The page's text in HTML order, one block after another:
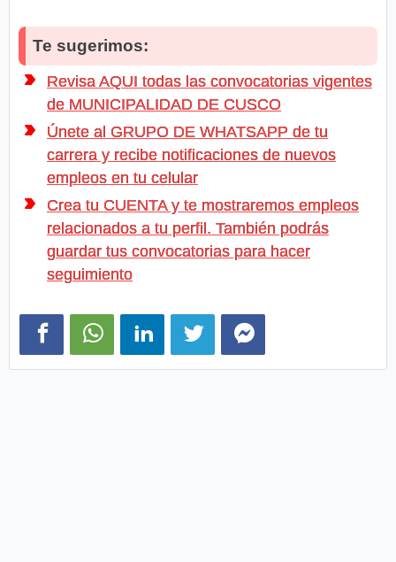
Te sugerimos:
Revisa AQUI todas las convocatorias vigentes
de MUNICIPALIDAD DE CUSCO
Únete al GRUPO DE WHATSAPP de tu
carrera y recibe notificaciones de nuevos
empleos en tu celular
Crea tu CUENTA y te mostraremos empleos
relacionados a tu perfil. También podrás
guardar tus convocatorias para hacer
seguimiento